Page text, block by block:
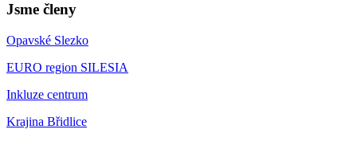
Jsme členy
Opavské Slezko
EURO region SILESIA
Inkluze centrum
Krajina Břidlice